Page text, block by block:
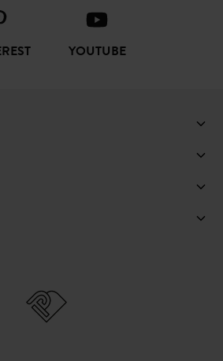
YOUTUBE